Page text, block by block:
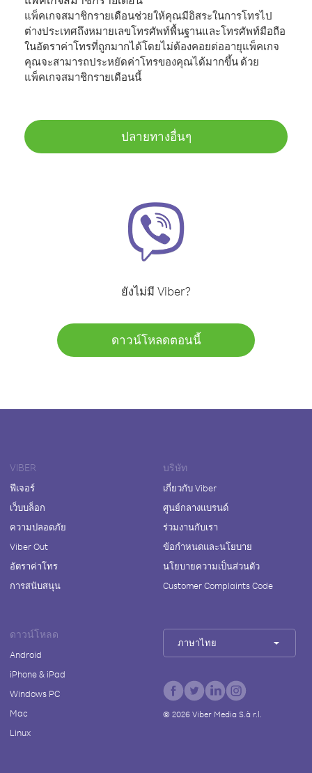
แพ็คเกจสมาชิกรายเดือนช่วยให้คุณมีอิสระในการโทรไป
ต่างประเทศถึงหมายเลขโทรศัพท์พื้นฐานและโทรศัพท์มือถือ
ในอัตราค่าโทรที่ถูกมากได้โดยไม่ต้องคอยต่ออายุแพ็คเกจ
คุณจะสามารถประหยัดค่าโทรของคุณได้มากขึ้น ด้วย
แพ็คเกจสมาชิกรายเดือนนี้
ปลายทางอื่นๆ
ยังไม่มี Viber?
ดาวน์โหลดตอนนี้
VIBER
ฟีเจอร์
เว็บบล็อก
ความปลอดภัย
Viber Out
อัตราค่าโทร
การสนับสนุน
บริษัท
เกี่ยวกับ Viber
ศูนย์กลางแบรนด์
ร่วมงานกับเรา
ข้อกำหนดและนโยบาย
นโยบายความเป็นส่วนตัว
Customer Complaints Code
ดาวน์โหลด
Android
iPhone & iPad
Windows PC
Mac
Linux
ภาษาไทย
© 2026Viber Media S.à r.l.